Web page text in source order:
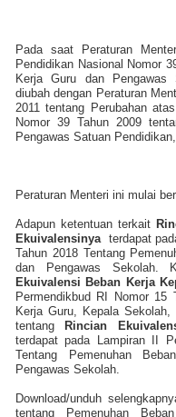
Pada saat Peraturan
Pendidikan Nasional Nomor
Kerja Guru dan Pengawas
diubah dengan Peraturan
2011 tentang Perubahan
Nomor 39 Tahun 2009
Pengawas Satuan
Peraturan Menteri ini mulai
Adapun ketentuan terkait
Ekuivalensinya terdapat
Tahun 2018 Tentang
dan Pengawas Sekolah.
Ekuivalensi Beban Kerja
Permendikbud RI Nomor 15
Kerja Guru, Kepala
tentang
Rincian
terdapat pada Lampiran II
Tentang Pemenuhan
Pengawas Sekolah.
Download/unduh
tentang Pemenuhan